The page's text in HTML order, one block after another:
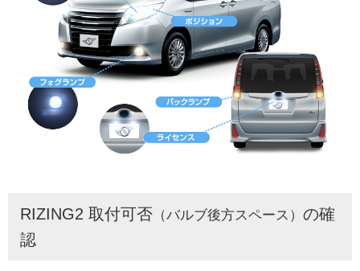
RIZING2 取付可否 （バルブ後方スペース） の確
認